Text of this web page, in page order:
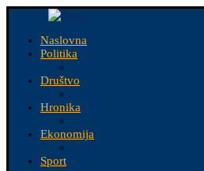
Naslovna
Politika
Društvo
Hronika
Ekonomija
Sport